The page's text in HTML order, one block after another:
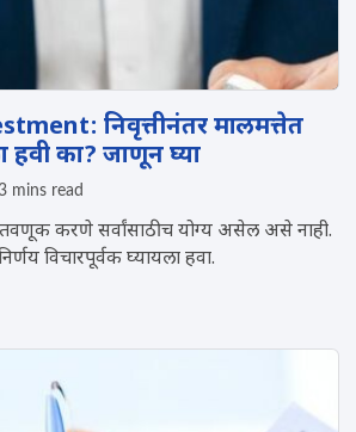
निवृत्तीनंतर मालमत्तेत
का? जाणून घ्या
mins read
करणे सर्वांसाठीच योग्य असेल असे नाही.
विचारपूर्वक घ्यायला हवा.